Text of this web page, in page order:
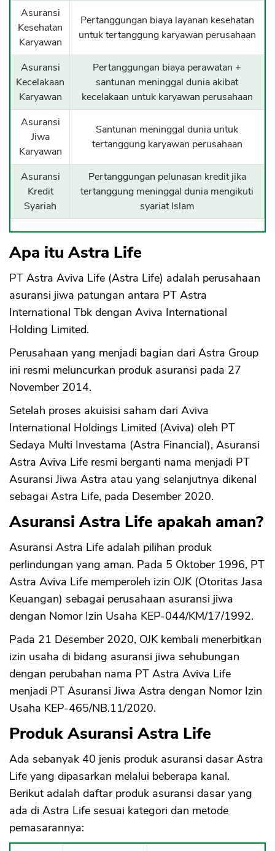
Asuransi
Kesehatan
Karyawan
Pertanggungan biaya layanan kesehatan
untuk tertanggung karyawan perusahaan
Asuransi
Kecelakaan
Karyawan
Pertanggungan biaya perawatan +
santunan meninggal dunia akibat
kecelakaan untuk karyawan perusahaan
Asuransi
Jiwa
Karyawan
Santunan meninggal dunia untuk
tertanggung karyawan perusahaan
Asuransi
Kredit
Syariah
Pertanggungan pelunasan kredit jika
tertanggung meninggal dunia mengikuti
syariat Islam
Apa itu Astra Life
PT Astra Aviva Life (Astra Life) adalah perusahaan
asuransi jiwa patungan antara PT Astra
International Tbk dengan Aviva International
Holding Limited.
Perusahaan yang menjadi bagian dari Astra Group
ini resmi meluncurkan produk asuransi pada 27
November 2014.
Setelah proses akuisisi saham dari Aviva
International Holdings Limited (Aviva) oleh PT
Sedaya Multi Investama (Astra Financial), Asuransi
Astra Aviva Life resmi berganti nama menjadi PT
Asuransi Jiwa Astra atau yang selanjutnya dikenal
sebagai Astra Life, pada Desember 2020.
Asuransi Astra Life apakah aman?
Asuransi Astra Life adalah pilihan produk
perlindungan yang aman. Pada 5 Oktober 1996, PT
Astra Aviva Life memperoleh izin OJK (Otoritas Jasa
Keuangan) sebagai perusahaan asuransi jiwa
dengan Nomor Izin Usaha KEP-044/KM/17/1992.
Pada 21 Desember 2020, OJK kembali menerbitkan
izin usaha di bidang asuransi jiwa sehubungan
dengan perubahan nama PT Astra Aviva Life
menjadi PT Asuransi Jiwa Astra dengan Nomor Izin
Usaha KEP-465/NB.11/2020.
Produk Asuransi Astra Life
Ada sebanyak 40 jenis produk asuransi dasar Astra
Life yang dipasarkan melalui beberapa kanal.
Berikut adalah daftar produk asuransi dasar yang
ada di Astra Life sesuai kategori dan metode
pemasarannya: